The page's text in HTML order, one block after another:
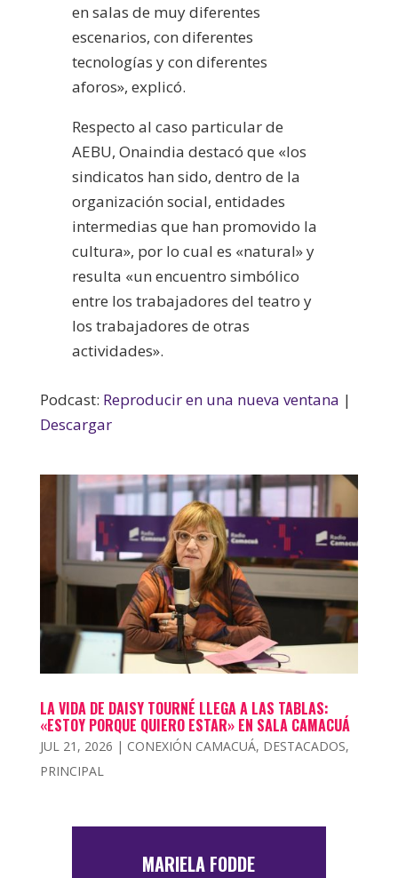
en salas de muy diferentes
escenarios, con diferentes
tecnologías y con diferentes
aforos», explicó.
Respecto al caso particular de
AEBU, Onaindia destacó que «los
sindicatos han sido, dentro de la
organización social, entidades
intermedias que han promovido la
cultura», por lo cual es «natural» y
resulta «un encuentro simbólico
entre los trabajadores del teatro y
los trabajadores de otras
actividades».
Podcast: Reproducir en una nueva ventana |
Descargar
LA VIDA DE DAISY TOURNÉ LLEGA A LAS TABLAS:
«ESTOY PORQUE QUIERO ESTAR» EN SALA CAMACUÁ
JUL 21, 2026 | CONEXIÓN CAMACUÁ, DESTACADOS,
PRINCIPAL
MARIELA FODDE